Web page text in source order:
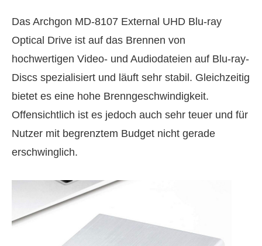
Das Archgon MD-8107 External UHD Blu-ray
Optical Drive ist auf das Brennen von
hochwertigen Video- und Audiodateien auf Blu-ray-
Discs spezialisiert und läuft sehr stabil. Gleichzeitig
bietet es eine hohe Brenngeschwindigkeit.
Offensichtlich ist es jedoch auch sehr teuer und für
Nutzer mit begrenztem Budget nicht gerade
erschwinglich.